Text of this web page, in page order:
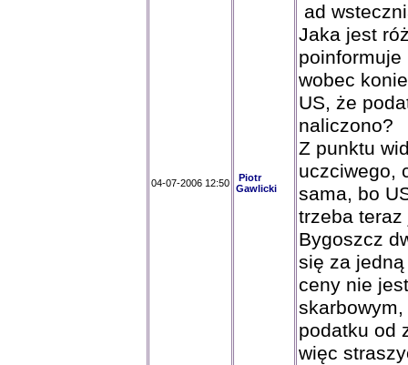
04-07-2006 12:50
Piotr
Gawlicki
ad
Jaka jest
poinformuje
wobec
US, że
naliczono?
Z punktu
uczciwego,
sama, bo
trzeba
Bygoszcz
się za
ceny nie
podatku od
więc